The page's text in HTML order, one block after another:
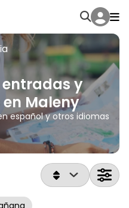
y
Maleny
español y otros idiomas